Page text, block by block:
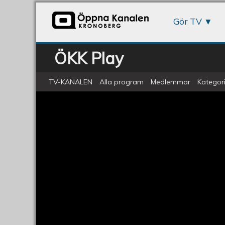
Gör TV
ÖKK Play
TV-KANALEN Alla program Medlemmar